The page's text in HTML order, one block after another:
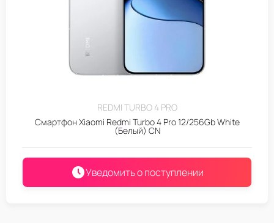
REDMI TURBO 4 PRO
Смартфон Xiaomi Redmi Turbo 4 Pro 12/256Gb White
(Белый) CN
Уведомить о поступлении